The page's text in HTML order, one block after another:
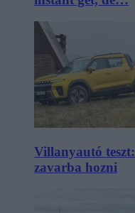
Villanyautó
zavarba hozni